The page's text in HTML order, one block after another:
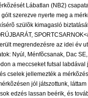
Lábatlan (NB2)
szerezve nyerte meg a
szülõk kimagasló
megrendezésre az idei év
Nyúl, Ménfõcsanak, Dac
a meccseket futsal
cselek jellemezték a
jól játszottunk,
edzés lassan beérik, és